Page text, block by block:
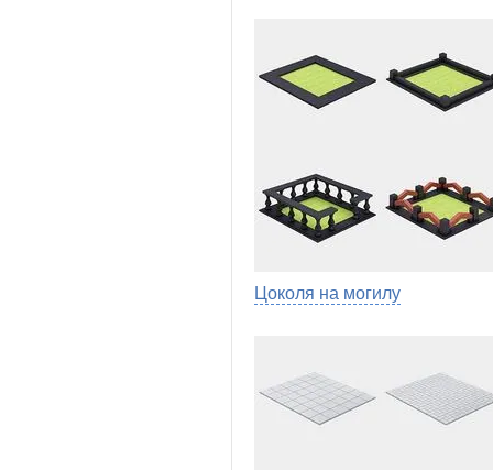
Цоколя на могилу